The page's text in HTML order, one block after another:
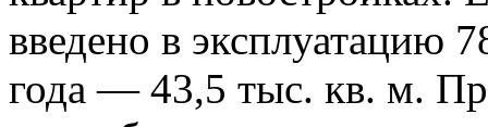
введено в эксплуатацию
года — 43,5 тыс. кв. м.